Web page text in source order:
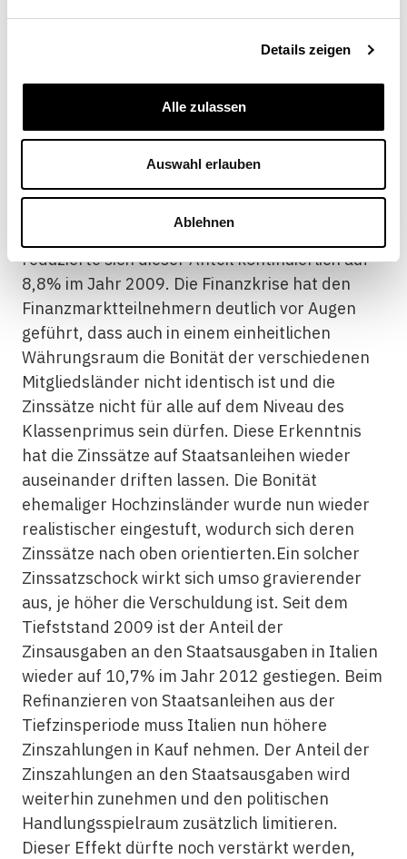
Details zeigen
Alle zulassen
Auswahl erlauben
Ablehnen
Angleichung der Inflationsraten – implizit
profitierten alle ehemaligen Hochzinsländer mit
hoher Staatsverschuldung, insbesondere
Italien. Noch 1993 musste Italien 22,5% seiner
Staatsausgaben für die
Schuldenbewirtschaftung ausgeben. Durch den
reduzierte sich dieser Anteil kontinuierlich auf
8,8% im Jahr 2009. Die Finanzkrise hat den
Finanzmarktteilnehmern deutlich vor Augen
geführt, dass auch in einem einheitlichen
Währungsraum die Bonität der verschiedenen
Mitgliedsländer nicht identisch ist und die
Zinssätze nicht für alle auf dem Niveau des
Klassenprimus sein dürfen. Diese Erkenntnis
hat die Zinssätze auf Staatsanleihen wieder
auseinander driften lassen. Die Bonität
ehemaliger Hochzinsländer wurde nun wieder
realistischer eingestuft, wodurch sich deren
Zinssätze nach oben orientierten.Ein solcher
Zinssatzschock wirkt sich umso gravierender
aus, je höher die Verschuldung ist. Seit dem
Tiefststand 2009 ist der Anteil der
Zinsausgaben an den Staatsausgaben in Italien
wieder auf 10,7% im Jahr 2012 gestiegen. Beim
Refinanzieren von Staatsanleihen aus der
Tiefzinsperiode muss Italien nun höhere
Zinszahlungen in Kauf nehmen. Der Anteil der
Zinszahlungen an den Staatsausgaben wird
weiterhin zunehmen und den politischen
Handlungsspielraum zusätzlich limitieren.
Dieser Effekt dürfte noch verstärkt werden,